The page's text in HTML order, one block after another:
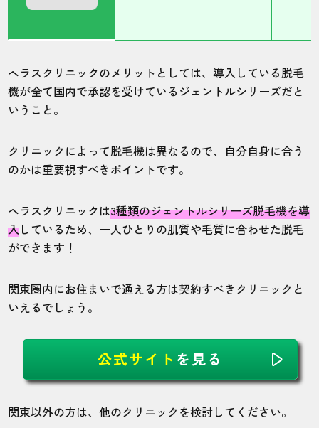
ヘラスクリニックのメリットとしては、導入している脱毛
機が全て国内で承認を受けているジェントルシリーズだと
いうこと。
クリニックによって脱毛機は異なるので、自分自身に合う
のかは重要視すべきポイントです。
ヘラスクリニックは3種類のジェントルシリーズ脱毛機を導
入しているため、一人ひとりの肌質や毛質に合わせた脱毛
ができます！
関東圏内にお住まいで通える方は契約すべきクリニックと
いえるでしょう。
公式サイト を見る
関東以外の方は、他のクリニックを検討してください。